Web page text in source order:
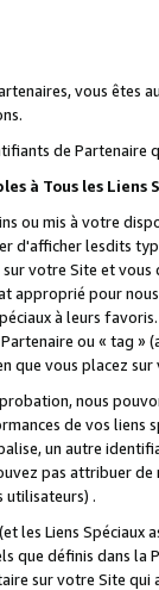
vous êtes
de Partenaire
à Tous les Liens
ou mis à votre
d'afficher lesdits
votre Site et
pour
à leurs
ou « tag
que vous placez
nous
de vos liens
un autre
pas attribuer
utilisateurs) .
les Liens
que définis dans
sur votre Site qui